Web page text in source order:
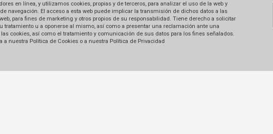
en línea, y utilizamos cookies, propias y de terceros, para analizar el uso de la web y
navegación. El acceso a esta web puede implicar la transmisión de dichos datos a las
para fines de marketing y otros propios de su responsabilidad. Tiene derecho a solicitar
u a oponerse al mismo, así como a presentar una reclamación ante una
cookies, así como el tratamiento y comunicación de sus datos para los fines señalados.
nuestra Política de Cookies o a nuestra Política de Privacidad